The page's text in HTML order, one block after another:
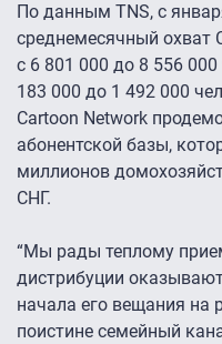
По данным TNS, c
среднемесячный охват
с 6 801 000 дo 8 556
183 000 дo 1 492 000
Cartoon Network
абонентской базы,
миллионов
СНГ.
“Мы рады теплому
дистрибуции
начала его вещания на
поистине семейный